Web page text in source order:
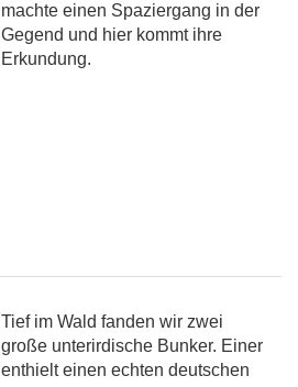
machte einen Spaziergang in der
Gegend und hier kommt ihre
Erkundung.
Tief im Wald fanden wir zwei
große unterirdische Bunker. Einer
enthielt einen echten deutschen